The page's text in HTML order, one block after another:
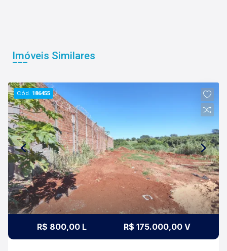
Imóveis Similares
Cód. 186455
R$ 800,00 L R$ 175.000,00 V